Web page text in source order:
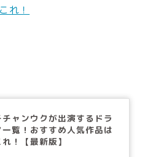
れ！
チャンウクが出演するドラ
一覧！おすすめ人気作品は
れ！【最新版】